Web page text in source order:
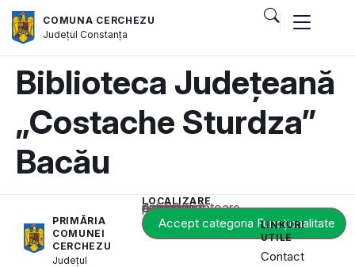
COMUNA CERCHEZU
JudețulConstanța
Biblioteca Județeană
„Costache Sturdza”
Bacău
PRIMĂRIA
COMUNEI
CERCHEZU
Județul
LOCALIZARE
Acest conținut este blocat până când acceptați categoria corespunzătoare de cookie-uri.
Accept categoria Funcționalitate
LINKURI
UTILE
Contact